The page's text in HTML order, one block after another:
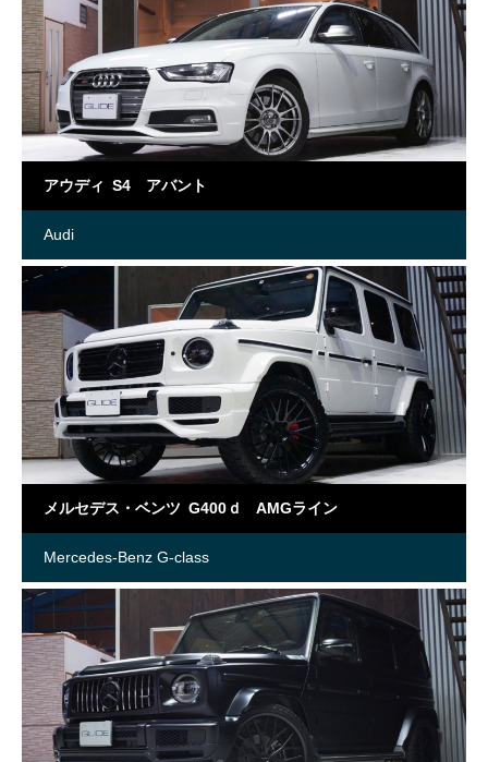
アウディ S4 アバント
Audi
メルセデス・ベンツ G400ｄ AMGライン
Mercedes-Benz G-class